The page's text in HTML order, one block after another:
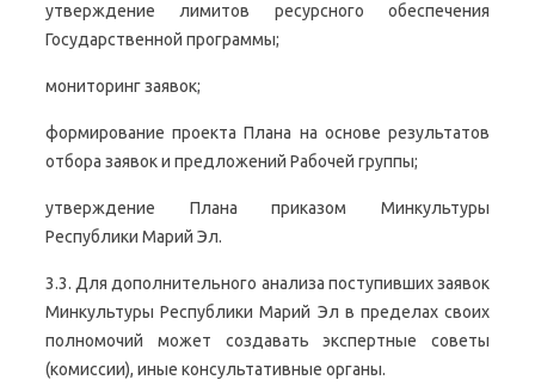
утверждение лимитов ресурсного обеспечения
Государственной программы;
мониторинг заявок;
формирование проекта Плана на основе результатов
отбора заявок и предложений Рабочей группы;
утверждение Плана приказом Минкультуры
Республики Марий Эл.
3.3. Для дополнительного анализа поступивших заявок
Минкультуры Республики Марий Эл в пределах своих
полномочий может создавать экспертные советы
(комиссии), иные консультативные органы.